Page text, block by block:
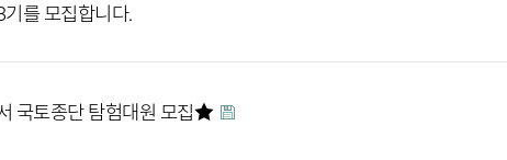
를 모집합니다.
국토종단 탐험대원 모집★